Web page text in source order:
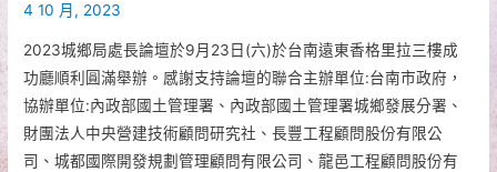
4 10 月, 2023
2023城鄉局處長論壇於9月23日(六)於台南遠東香格里拉三樓成
功廳順利圓滿舉辦。感謝支持論壇的聯合主辦單位:台南市政府，
協辦單位:內政部國土管理署、內政部國土管理署城鄉發展分署、
財團法人中央營建技術顧問研究社、長豐工程顧問股份有限公
司、城都國際開發規劃管理顧問有限公司、龍邑工程顧問股份有